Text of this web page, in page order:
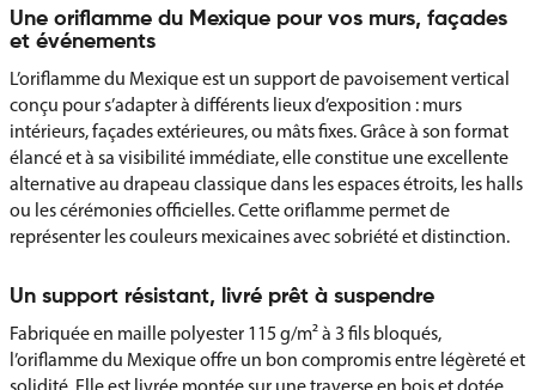
Une oriflamme du Mexique pour vos murs, façades
et événements
L’oriflamme du Mexique est un support de pavoisement vertical
conçu pour s’adapter à différents lieux d’exposition : murs
intérieurs, façades extérieures, ou mâts fixes. Grâce à son format
élancé et à sa visibilité immédiate, elle constitue une excellente
alternative au drapeau classique dans les espaces étroits, les halls
ou les cérémonies officielles. Cette oriflamme permet de
représenter les couleurs mexicaines avec sobriété et distinction.
Un support résistant, livré prêt à suspendre
Fabriquée en maille polyester 115 g/m² à 3 fils bloqués,
l’oriflamme du Mexique offre un bon compromis entre légèreté et